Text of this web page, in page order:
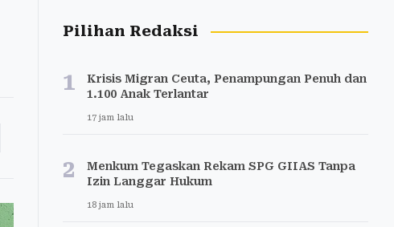
Pilihan Redaksi
1
Krisis Migran Ceuta, Penampungan Penuh dan
1.100 Anak Terlantar
17 jam lalu
2
Menkum Tegaskan Rekam SPG GIIAS Tanpa
Izin Langgar Hukum
18 jam lalu